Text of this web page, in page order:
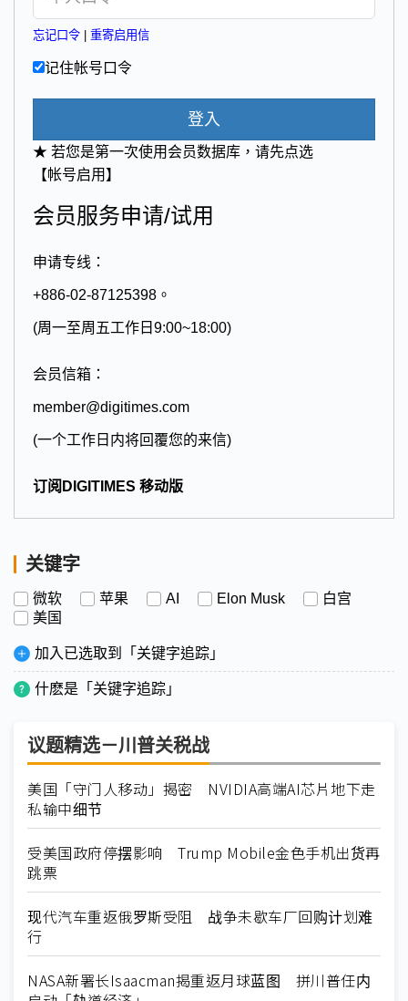
忘记口令 重寄启用信
记住帐号口令
登入
★ 若您是第一次使用会员数据库，请先点选
【帐号启用】
会员服务申请/试用
申请专线：
+886-02-87125398。
(周一至周五工作日9:00~18:00)
会员信箱：
member@digitimes.com
(一个工作日内将回覆您的来信)
订阅DIGITIMES 移动版
关键字
微软 苹果 AI Elon Musk
白宫
美国
加入已选取到「关键字追踪」
什麽是「关键字追踪」
议题精选－川普关税战
美国「守门人移动」揭密 NVIDIA高端AI芯片地下走
私输中细节
受美国政府停摆影响 Trump Mobile金色手机出货再
跳票
现代汽车重返俄罗斯受阻 战争未歇车厂回购计划难
行
NASA新署长Isaacman揭重返月球蓝图 拼川普任内